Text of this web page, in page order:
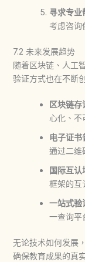
寻求专业
考虑咨询
7.2 未来发展趋势
随着区块链、人工
验证方式也在不断
区块链存
心化、不
电子证书
通过二维
国际互认
框架的互
一站式验
一查询平
无论技术如何发展，
确保教育成果的真